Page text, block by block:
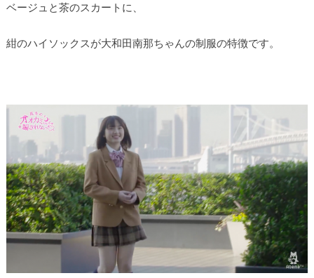
ベージュと茶のスカートに、
紺のハイソックスが大和田南那ちゃんの制服の特徴です。